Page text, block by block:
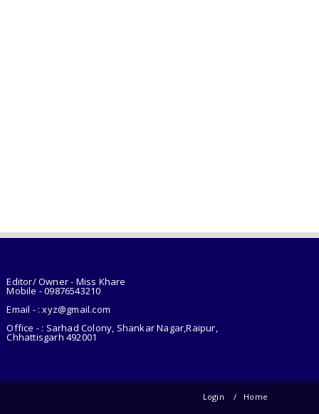
Editor/ Owner - Miss Khare
Mobile - 09876543210
Email - : xyz@gmail.com
Office - : Sarhad Colony, Shankar Nagar,Raipur,
Chhattisgarh 492001
Login Home